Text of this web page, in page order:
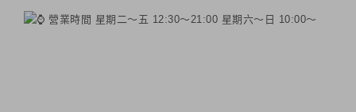
營業時間 星期二～五 12:30～21:00 星期六～日 10:00～